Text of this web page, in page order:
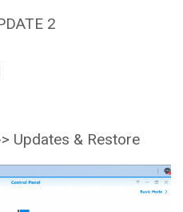
2
Updates & Restore